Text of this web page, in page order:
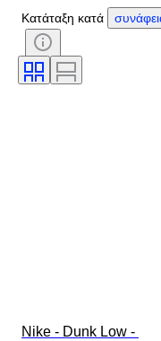
Υπογραφή
Περιλαμβάνονται
Μοντέλο
Κατάταξη κατά
Nike - Dunk Low -